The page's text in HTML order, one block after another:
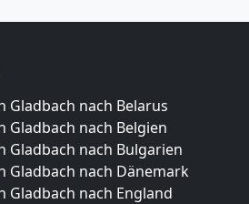
Gladbach nach Belarus
Gladbach nach Belgien
Gladbach nach Bulgarien
Gladbach nach Dänemark
Gladbach nach England